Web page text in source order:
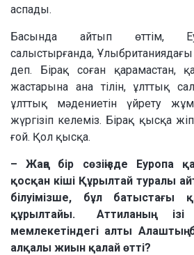
аспады.
Басында айтып өттім,
салыстырғанда, Ұлыбританиядағы
деп. Бірақ соған қарамастан,
жастарына ана тілін, ұлттық
ұлттық мәдениетін үйрету
жүргізіп келеміз. Бірақ қысқа
ғой. Қол қысқа.
– Жаңа бір сөзіңізде Еуропа
қосқан кіші Құрылтай туралы
білуімізше, бұл батыстағы
құрылтайы. Аттиланың
мемлекетіндегі алты Алаштың
алқалы жиын қалай өтті?